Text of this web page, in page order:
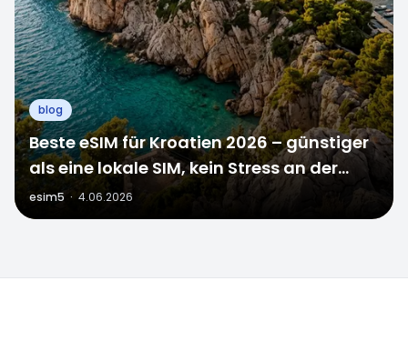
blog
Beste eSIM für Kroatien 2026 – günstiger
als eine lokale SIM, kein Stress an der
Grenze
esim5 · 4.06.2026